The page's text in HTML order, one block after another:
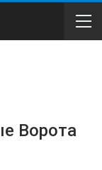
Ворота